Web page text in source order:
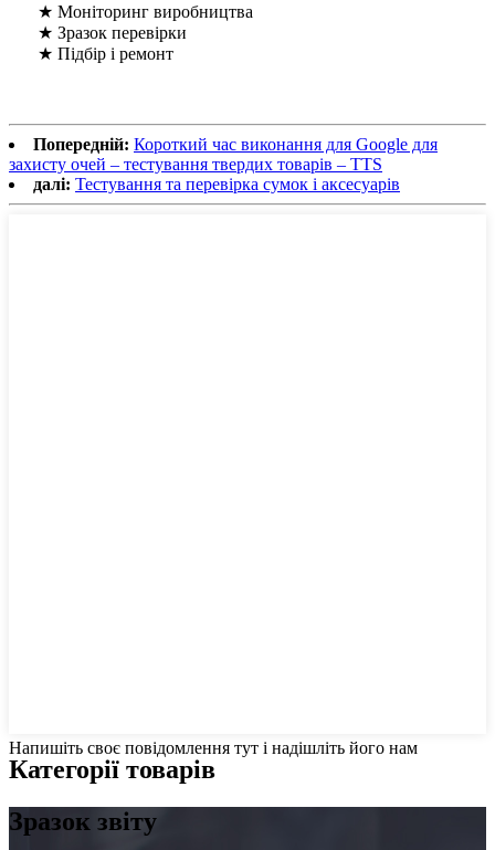
★ Моніторинг виробництва
★ Зразок перевірки
★ Підбір і ремонт
Попередній: Короткий час виконання для Google для
захисту очей – тестування твердих товарів – TTS
далі: Тестування та перевірка сумок і аксесуарів
Напишіть своє повідомлення тут і надішліть його нам
Категорії товарів
Зразок звіту